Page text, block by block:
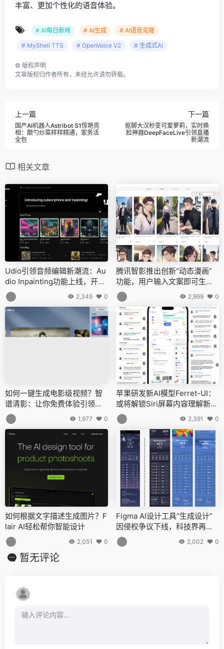
丰富、更加个性化的语音体验。
# AI每日新闻 # AI生成
# AI语音克隆
# MyShell TTS
# OpenVoice V2 # 生成式AI
© 版权声明
文章版权归作者所有，未经允许请勿转载。
上一篇
国产AI机器人Astribot S1惊艳亮
相：颠勺炒菜样样精通，家务活
全包
下一篇
抠脚大汉秒变可爱萝莉，实时换
脸神器DeepFaceLive引领直播
新潮流
相关文章
Udio引领音频编辑新潮流：Au
dio Inpainting功能上线，开启
无缝优化音轨新篇章 2,349 0
腾讯智影推出创新“动态漫画”
功能，用户输入文案即可生成
精美AI漫画视频
2,999 0
如何一键生成电影级视频？智
谱清影：让你免费体验引领视
频创作新潮流
1,977 0
苹果研发新AI模型Ferret-UI：
或将解锁Siri屏幕内容理解新高
度
2,391 0
如何根据文字描述生成图片？F
lair AI轻松帮你智能设计
2,051 0
Figma AI设计工具“生成设计”
因侵权争议下线，科技界再掀A
I伦理讨论
2,002 0
暂无评论